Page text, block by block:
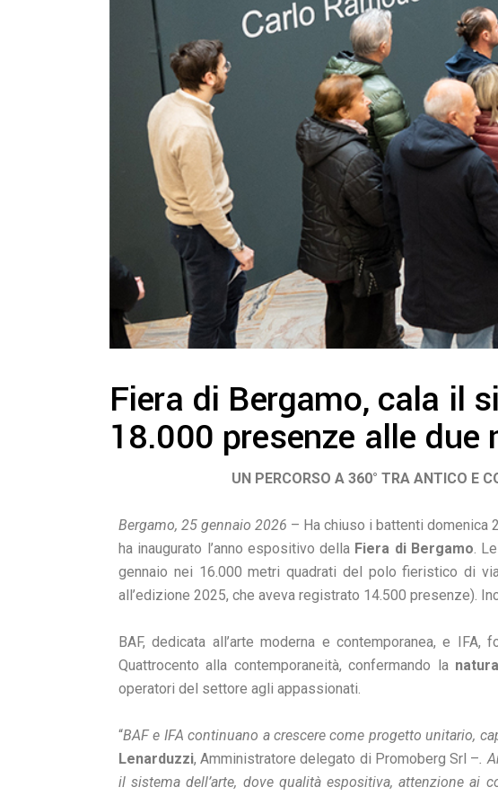
Fiera di Bergamo, cala il
18.000 presenze alle
UN PERCORSO A 360° TRA ANTICO E
Bergamo, 25 gennaio 2026 – Ha chiuso i battenti domenica
ha inaugurato l’anno espositivo della Fiera di Bergamo.
gennaio nei 16.000 metri quadrati del polo fieristico di
all’edizione 2025, che aveva registrato 14.500 presenze).
BAF, dedicata all’arte moderna e contemporanea, e
Quattrocento alla contemporaneità, confermando la
operatori del settore agli appassionati.
“BAF e IFA continuano a crescere come progetto unitario,
Lenarduzzi, Amministratore delegato di Promoberg Srl –.
il sistema dell’arte, dove qualità espositiva, attenzione ai